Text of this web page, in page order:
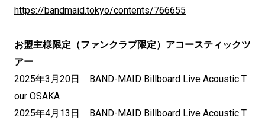
https://bandmaid.tokyo/contents/766655
お盟主様限定（ファンクラブ限定）アコースティックツ
アー
2025年3月20日 BAND-MAID Billboard Live Acoustic T
our OSAKA
2025年4月13日 BAND-MAID Billboard Live Acoustic T